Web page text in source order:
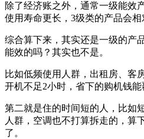
除了经济账之外，通常一级能效
使用寿命更长，3级类的产品会相
综合算下来，其实还是一级的产
能效的吗？其实也不是。
比如低频使用人群，出租房、客
开机不足2小时，省下的购机钱能
第二就是住的时间短的人，比如
人群，空调也不打算拆走的，算
了。